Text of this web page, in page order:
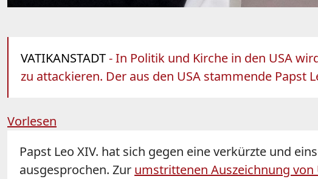
VATIKANSTADT- In Politik und Kirche in den USA
zu attackieren. Der aus den USA stammende Papst
Vorlesen
Papst Leo XIV. hat sich gegen eine verkürzte und
ausgesprochen. Zur umstrittenen Auszeichnung von